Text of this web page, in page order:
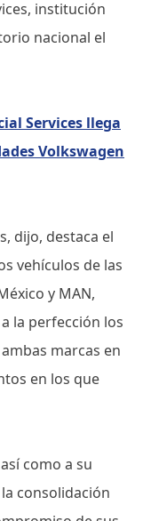
institución
nacional el
Services llega
Volkswagen
dijo, destaca el
vehículos de las
y MAN,
la perfección los
marcas en
en los que
como a su
consolidación